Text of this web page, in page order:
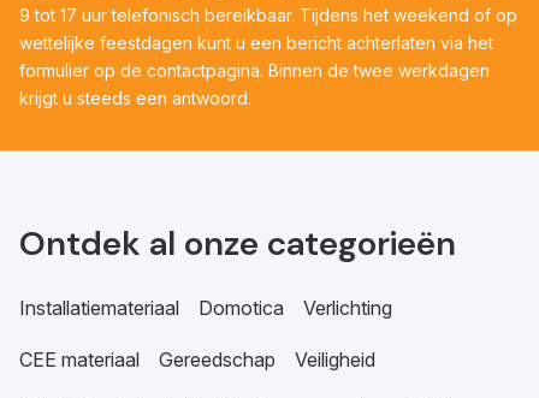
9 tot 17 uur telefonisch bereikbaar. Tijdens het weekend of op
wettelijke feestdagen kunt u een bericht achterlaten via het
formulier op de contactpagina. Binnen de twee werkdagen
krijgt u steeds een antwoord.
Ontdek al onze categorieën
Installatiemateriaal Domotica Verlichting
CEE materiaal Gereedschap Veiligheid